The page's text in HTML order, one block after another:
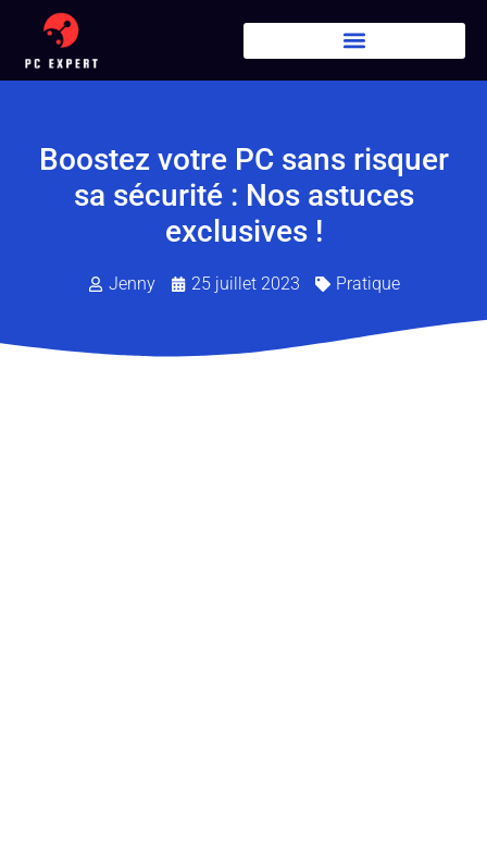
Boostez votre PC sans risquer
sa sécurité : Nos astuces
exclusives !
Jenny 25 juillet 2023 Pratique